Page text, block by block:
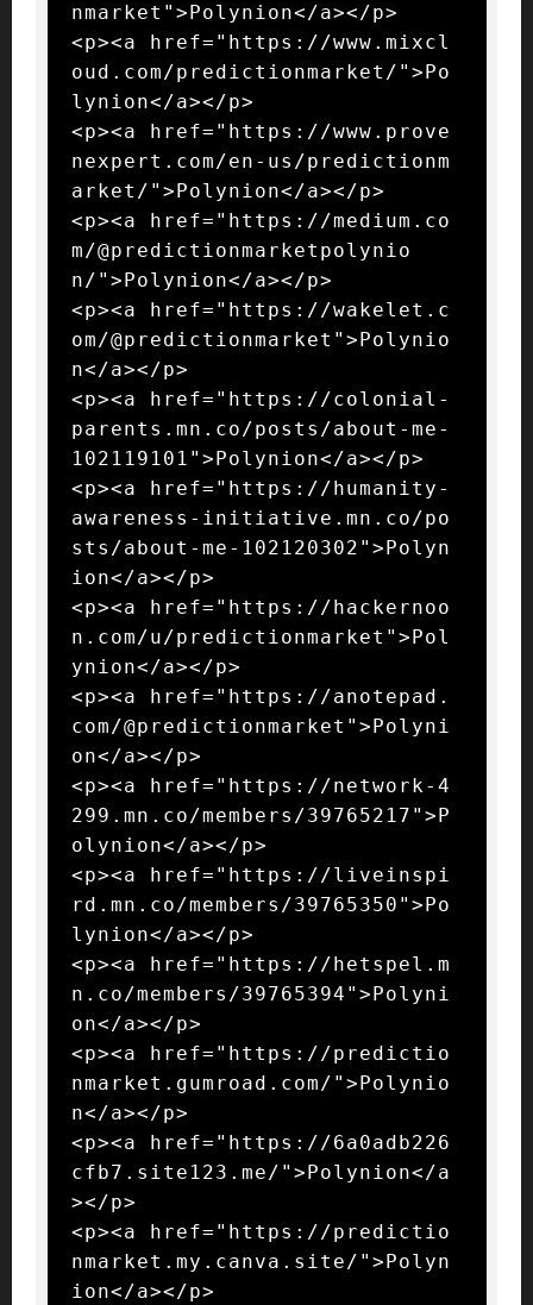
nmarket">Polynion</a></p>
<p><a href="https://www.mixcl
oud.com/predictionmarket/">Po
lynion</a></p>
<p><a href="https://www.prove
nexpert.com/en-us/predictionm
arket/">Polynion</a></p>
<p><a href="https://medium.co
m/@predictionmarketpolynio
n/">Polynion</a></p>
<p><a href="https://wakelet.c
om/@predictionmarket">Polynio
n</a></p>
<p><a href="https://colonial-
parents.mn.co/posts/about-me-
102119101">Polynion</a></p>
<p><a href="https://humanity-
awareness-initiative.mn.co/po
sts/about-me-102120302">Polyn
ion</a></p>
<p><a href="https://hackernoo
n.com/u/predictionmarket">Pol
ynion</a></p>
<p><a href="https://anotepad.
com/@predictionmarket">Polyni
on</a></p>
<p><a href="https://network-4
299.mn.co/members/39765217">P
olynion</a></p>
<p><a href="https://liveinspi
rd.mn.co/members/39765350">Po
lynion</a></p>
<p><a href="https://hetspel.m
n.co/members/39765394">Polyni
on</a></p>
<p><a href="https://predictio
nmarket.gumroad.com/">Polynio
n</a></p>
<p><a href="https://6a0adb226
cfb7.site123.me/">Polynion</a
></p>
<p><a href="https://predictio
nmarket.my.canva.site/">Polyn
ion</a></p>